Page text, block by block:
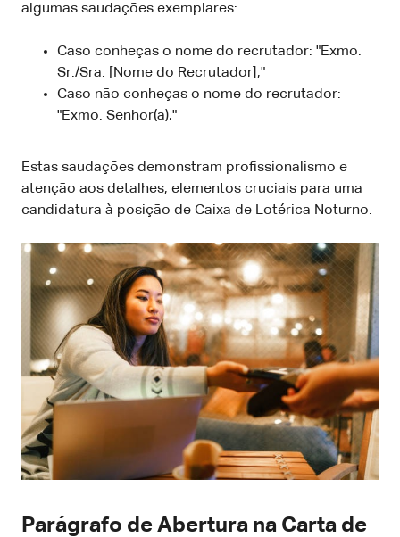
algumas saudações exemplares:
Caso conheças o nome do recrutador: "Exmo.
Sr./Sra. [Nome do Recrutador],"
Caso não conheças o nome do recrutador:
"Exmo. Senhor(a),"
Estas saudações demonstram profissionalismo e
atenção aos detalhes, elementos cruciais para uma
candidatura à posição de Caixa de Lotérica Noturno.
Parágrafo de Abertura na Carta de